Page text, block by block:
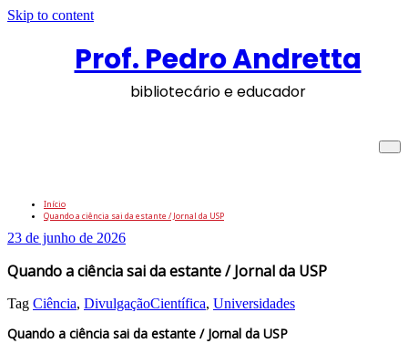
Skip to content
Prof. Pedro Andretta
bibliotecário e educador
Início
Quando a ciência sai da estante / Jornal da USP
23 de junho de 2026
Quando a ciência sai da estante / Jornal da USP
Tag Ciência, DivulgaçãoCientífica, Universidades
Quando a ciência sai da estante / Jornal da USP